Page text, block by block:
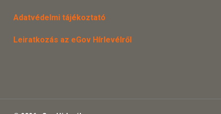
Adatvédelmi tájékoztató
Leiratkozás az eGov Hírlevélről